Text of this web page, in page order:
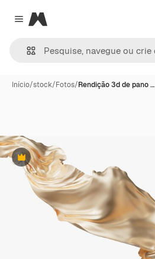
Close menu
Magnific
Início/stock/Fotos/Rendição 3d de pano …
Premium